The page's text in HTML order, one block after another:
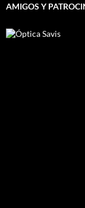
AMIGOS Y